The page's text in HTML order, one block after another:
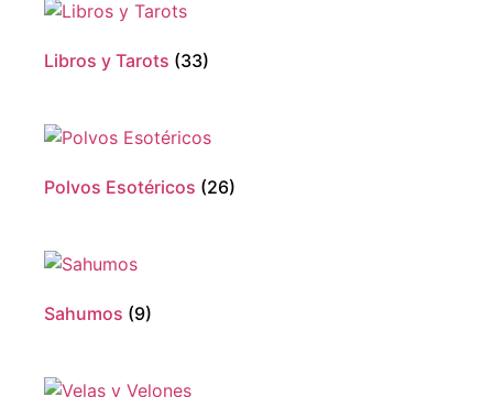
Libros y Tarots (33)
Polvos Esotéricos (26)
Sahumos (9)